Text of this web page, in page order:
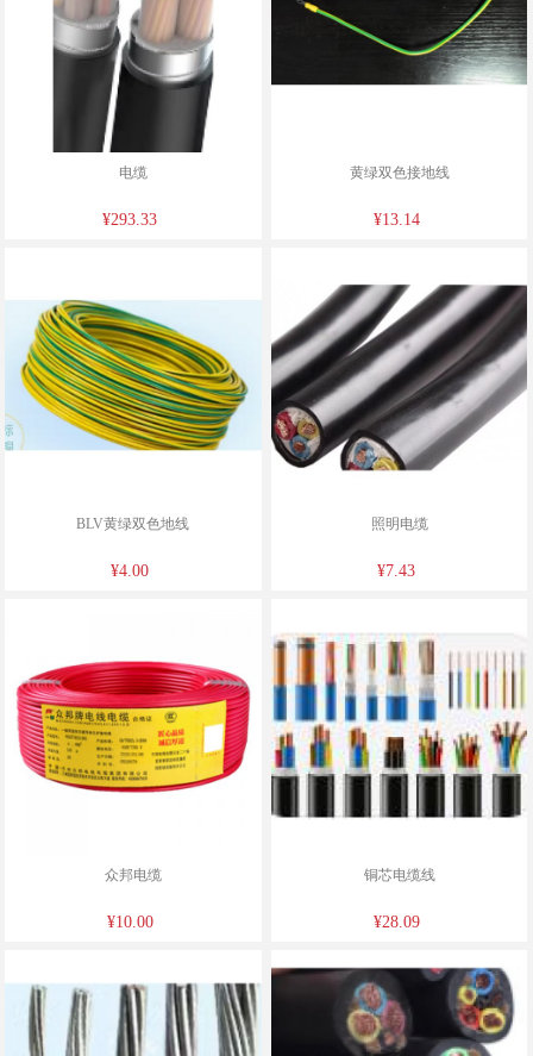
电缆
¥293.33
黄绿双色接地线
¥13.14
BLV黄绿双色地线
¥4.00
照明电缆
¥7.43
众邦电缆
¥10.00
铜芯电缆线
¥28.09